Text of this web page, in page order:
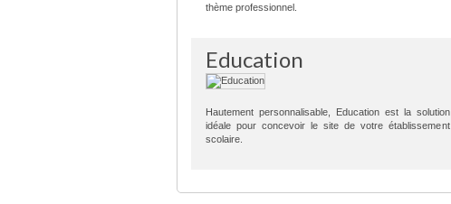
thème professionnel.
Education
Hautement personnalisable, Education est la solution
idéale pour concevoir le site de votre établissement
scolaire.